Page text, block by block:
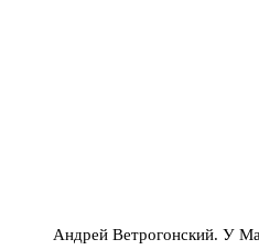
Андрей Ветрогонский. У